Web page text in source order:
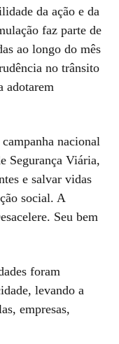
da ação e da
faz parte de
ao longo do mês
no trânsito
adotarem
nacional
Segurança Viária,
e salvar vidas
social. A
Seu bem
foram
levando a
empresas,